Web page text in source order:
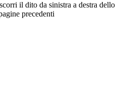
il dito da sinistra a destra dello
precedenti